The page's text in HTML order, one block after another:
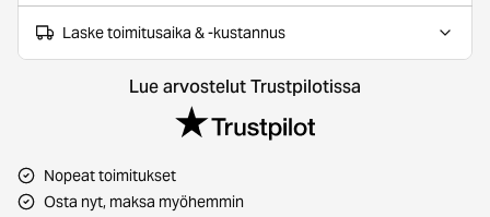
Laske toimitusaika & -kustannus
Lue arvostelut Trustpilotissa
Nopeat toimitukset
Osta nyt, maksa myöhemmin